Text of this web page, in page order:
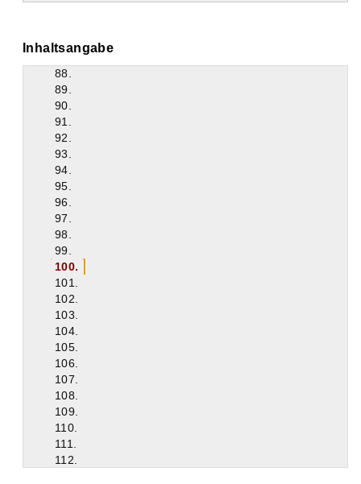
Inhaltsangabe
86.
88.
89.
90.
91.
92.
93.
94.
95.
96.
97.
98.
99.
100.
101.
102.
103.
104.
105.
106.
107.
108.
109.
110.
111.
112.